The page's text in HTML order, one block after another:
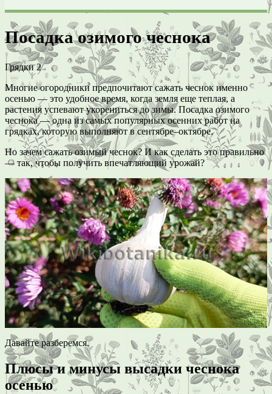
Посадка озимого чеснока
Грядки 2
Многие огородники предпочитают сажать чеснок именно
осенью — это удобное время, когда земля еще теплая, а
растения успевают укорениться до зимы. Посадка озимого
чеснока — одна из самых популярных осенних работ на
грядках, которую выполняют в сентябре–октябре.
Но зачем сажать озимый чеснок? И как сделать это правильно
— так, чтобы получить впечатляющий урожай?
Давайте разберемся.
Плюсы и минусы высадки чеснока
осенью